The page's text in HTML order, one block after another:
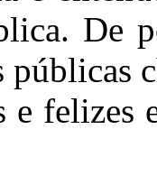
De
e felizes